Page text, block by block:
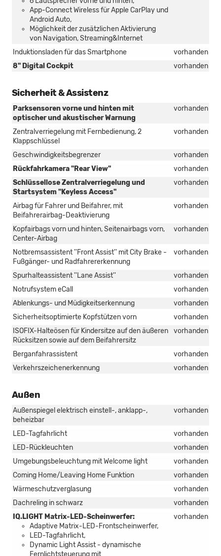
App-Connect Wireless für Apple CarPlay und
Android Auto,
Möglichkeit der zusätzlichen Aktivierung
von Navigation, Streaming&Internet
Induktionsladen für das Smartphone
vorhanden
8" Digital Cockpit
vorhanden
Sicherheit & Assistenz
Parksensoren vorne und hinten mit
optischer und akustischer Warnung
vorhanden
Zentralverriegelung mit Fernbedienung, 2
Klappschlüssel
vorhanden
Geschwindigkeitsbegrenzer
vorhanden
Rückfahrkamera "Rear View"
vorhanden
Schlüssellose Zentralverriegelung und
Startsystem "Keyless Access"
vorhanden
Airbag für Fahrer und Beifahrer, mit
Beifahrerairbag-Deaktivierung
vorhanden
Kopfairbags vorn und hinten, Seitenairbags vorn,
Center-Airbag
vorhanden
Notbremsassistent ''Front Assist'' mit City Brake -
Fußgänger- und Radfahrererkennung
vorhanden
Spurhalteassistent ''Lane Assist''
vorhanden
Notrufsystem eCall
vorhanden
Ablenkungs- und Müdigkeitserkennung
vorhanden
Sicherheitsoptimierte Kopfstützen vorn
vorhanden
ISOFIX-Halteösen für Kindersitze auf den äußeren
Rücksitzen sowie auf dem Beifahrersitz
vorhanden
Berganfahrassistent
vorhanden
Verkehrszeichenerkennung
vorhanden
Außen
Außenspiegel elektrisch einstell-, anklapp-,
beheizbar
vorhanden
LED-Tagfahrlicht
vorhanden
LED-Rückleuchten
vorhanden
Umgebungsbeleuchtung mit Welcome light
vorhanden
Coming Home/Leaving Home Funktion
vorhanden
Wärmeschutzverglasung
vorhanden
Dachreling in schwarz
vorhanden
IQ.LIGHT Matrix-LED-Scheinwerfer:
Adaptive Matrix-LED-Frontscheinwerfer,
LED-Tagfahrlicht,
Dynamic Light Assist - dynamische
vorhanden